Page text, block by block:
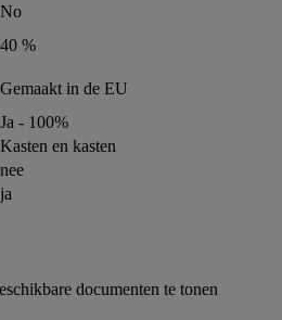
No
40 %
Gemaakt in de EU
Ja - 100%
Kasten en kasten
nee
ja
documenten te tonen